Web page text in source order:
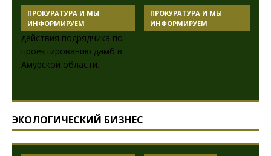
ПРОКУРАТУРА И МЫ
ИНФОРМИРУЕМ
ПРОКУРАТУРА И МЫ
ИНФОРМИРУЕМ
ЭКОЛОГИЧЕСКИЙ БИЗНЕС